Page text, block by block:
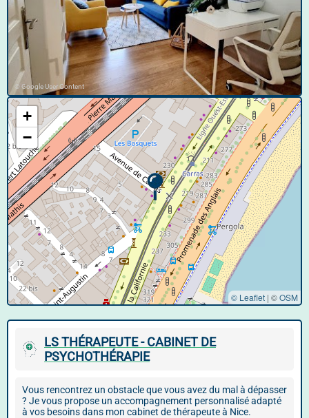
© Google User Content
+
−
© Leaflet | ©OSM
LS THÉRAPEUTE - CABINET DE
PSYCHOTHÉRAPIE
Vous rencontrez un obstacle que vous avez du mal à dépasser
? Je vous propose un accompagnement personnalisé adapté
à vos besoins dans mon cabinet de thérapeute à Nice.